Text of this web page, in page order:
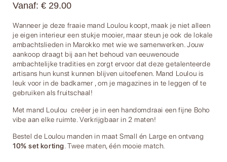
Vanaf: € 29.00
Wanneer je deze fraaie mand Loulou koopt, maak je niet alleen
je eigen interieur een stukje mooier, maar steun je ook de lokale
ambachtslieden in Marokko met wie we samenwerken. Jouw
aankoop draagt bij aan het behoud van eeuwenoude
ambachtelijke tradities en zorgt ervoor dat deze getalenteerde
artisans hun kunst kunnen blijven uitoefenen. Mand Loulou is
leuk voor in de badkamer , om je magazines in te leggen of te
gebruiken als fruitschaal!
Met mand Loulou creëer je in een handomdraai een fijne Boho
vibe aan elke ruimte. Verkrijgbaar in 2 maten!
Bestel de Loulou manden in maat Small én Large en ontvang
10% set korting . Twee maten, één mooie match.